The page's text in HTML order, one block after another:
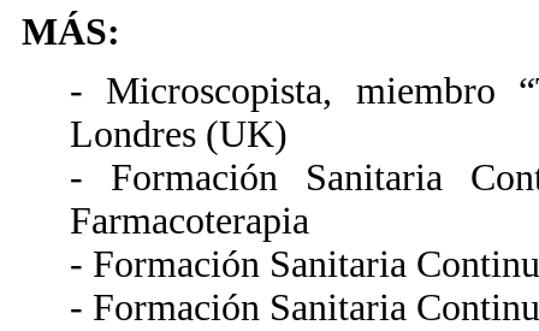
MÁS:
- Microscopista, miembro
Londres (UK)
- Formación Sanitaria
Farmacoterapia
- Formación Sanitaria
- Formación Sanitaria